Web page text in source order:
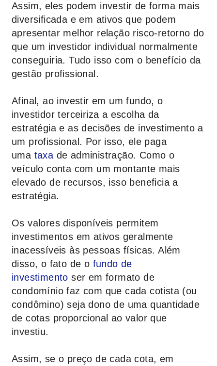
Assim, eles podem investir de forma mais
diversificada e em ativos que podem
apresentar melhor relação risco-retorno do
que um investidor individual normalmente
conseguiria. Tudo isso com o benefício da
gestão profissional.
Afinal, ao investir em um fundo, o
investidor terceiriza a escolha da
estratégia e as decisões de investimento a
um profissional. Por isso, ele paga
uma taxa de administração. Como o
veículo conta com um montante mais
elevado de recursos, isso beneficia a
estratégia.
Os valores disponíveis permitem
investimentos em ativos geralmente
inacessíveis às pessoas físicas. Além
disso, o fato de o fundo de
investimento ser em formato de
condomínio faz com que cada cotista (ou
condômino) seja dono de uma quantidade
de cotas proporcional ao valor que
investiu.
Assim, se o preço de cada cota, em